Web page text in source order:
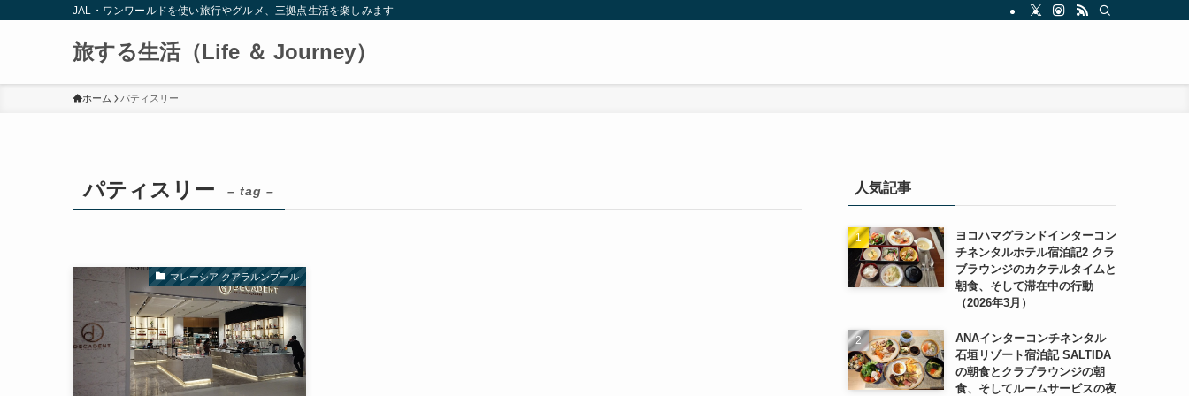
JAL・ワンワールドを使い旅行やグルメ、三拠点生活を楽しみます
旅する生活（Life ＆ Journey）
ホーム パティスリー
パティスリー – tag –
マレーシア クアラルンプール
人気記事
ヨコハマグランドインターコン
チネンタルホテル宿泊記2 クラ
ブラウンジのカクテルタイムと
朝食、そして滞在中の行動
（2026年3月）
ANAインターコンチネンタル
石垣リゾート宿泊記 SALTIDA
の朝食とクラブラウンジの朝
食、そしてルームサービスの夜